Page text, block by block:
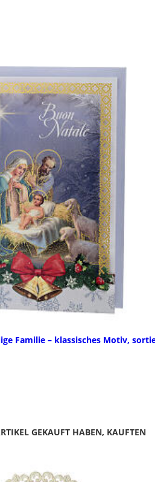
Familie – klassisches Motiv,
GEKAUFT HABEN, KAUFTEN